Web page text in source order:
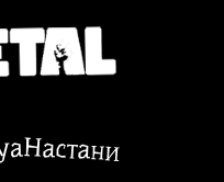
Настани